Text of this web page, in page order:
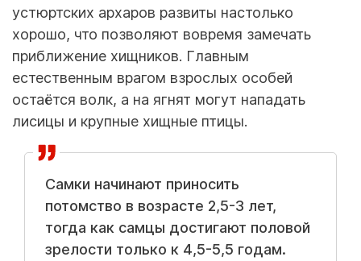
устюртских архаров развиты настолько
хорошо, что позволяют вовремя замечать
приближение хищников. Главным
естественным врагом взрослых особей
остаётся волк, а на ягнят могут нападать
лисицы и крупные хищные птицы.
Самки начинают приносить
потомство в возрасте 2,5-3 лет,
тогда как самцы достигают половой
зрелости только к 4,5-5,5 годам.